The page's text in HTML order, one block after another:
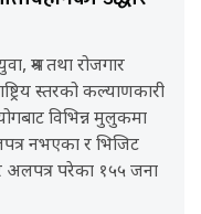
श्रम तथा रोजगार
स्तरको कल्याणकारी
विभिन्न मुलुकमा
नभएका र भिजिट
अलपत्र परेका १५५ जना